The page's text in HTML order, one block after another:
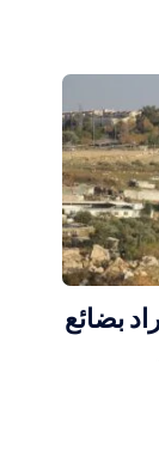
بضائع